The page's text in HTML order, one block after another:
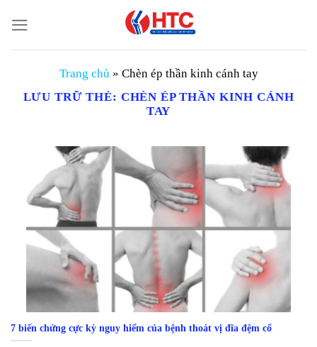
đến
nội
Trang chủ » Chèn ép thần kinh cánh tay
LƯU TRỮ THẺ: CHÈN ÉP THẦN KINH CÁNH
TAY
7 biến chứng cực kỳ nguy hiểm của bệnh thoát vị đĩa đệm cổ